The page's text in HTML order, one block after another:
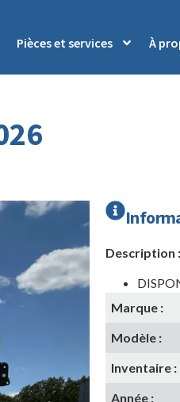
Pièces et services À
Description :
Marque :
Modèle :
Inventaire :
Année :